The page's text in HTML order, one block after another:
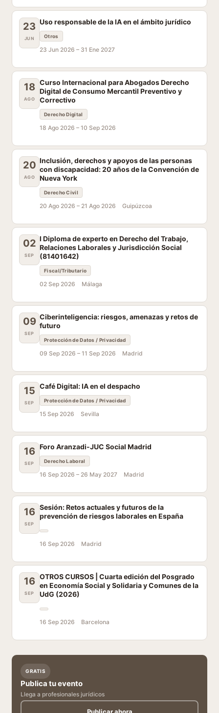
23
JUN
Uso responsable de la IA en el ámbito jurídico
Otros
23 Jun 2026 – 31 Ene 2027
18
AGO
Curso Internacional para Abogados Derecho
Digital de Consumo Mercantil Preventivo y
Correctivo
Derecho Digital
18 Ago 2026 – 10 Sep 2026
20
AGO
Inclusión, derechos y apoyos de las personas
con discapacidad: 20 años de la Convención de
Nueva York
Derecho Civil
20 Ago 2026 – 21 Ago 2026 Guipúzcoa
02
SEP
I Diploma de experto en Derecho del Trabajo,
Relaciones Laborales y Jurisdicción Social
(81401642)
Fiscal/Tributario
02 Sep 2026 Málaga
09
SEP
Ciberinteligencia: riesgos, amenazas y retos de
futuro
Protección de Datos / Privacidad
09 Sep 2026 – 11 Sep 2026 Madrid
15
SEP
Café Digital: IA en el despacho
Protección de Datos / Privacidad
15 Sep 2026 Sevilla
16
SEP
Foro Aranzadi-JUC Social Madrid
Derecho Laboral
16 Sep 2026 – 26 May 2027 Madrid
16
SEP
Sesión: Retos actuales y futuros de la
prevención de riesgos laborales en España
16 Sep 2026 Madrid
16
SEP
OTROS CURSOS | Cuarta edición del Posgrado
en Economía Social y Solidaria y Comunes de la
UdG (2026)
16 Sep 2026 Barcelona
GRATIS
Publica tu evento
Llega a profesionales jurídicos
Publicar ahora